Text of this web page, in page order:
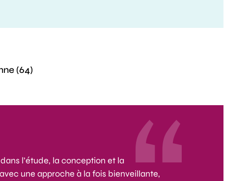
(64)
l’étude, la conception et la
une approche à la fois bienveillante,